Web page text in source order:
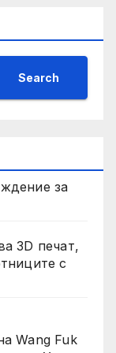
Search
за
3D печат,
с
Wang Fuk